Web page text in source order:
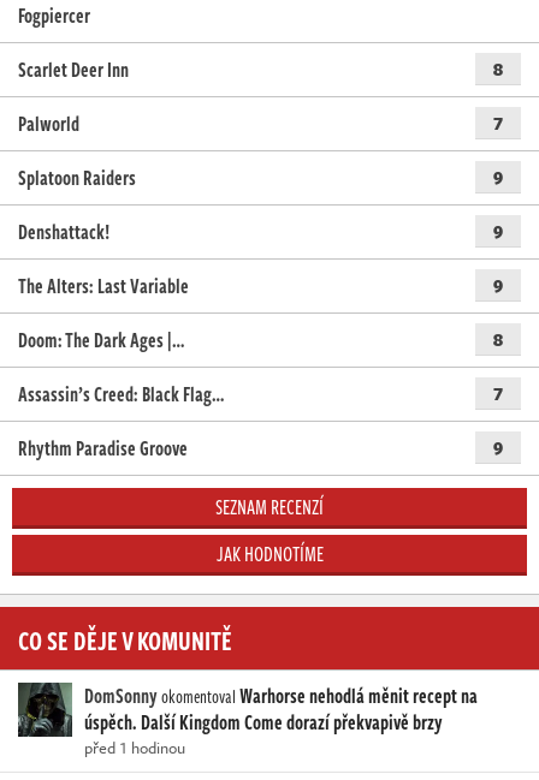
Fogpiercer
Scarlet Deer Inn
8
Palworld 7
Splatoon Raiders 9
Denshattack! 9
The Alters: Last Variable 9
Doom: The Dark Ages |… 8
Assassin’s Creed: Black Flag… 7
Rhythm Paradise Groove 9
SEZNAM RECENZÍ
JAK HODNOTÍME
CO SE DĚJE V KOMUNITĚ
DomSonnyokomentovalWarhorse nehodlá měnit recept na
úspěch. Další Kingdom Come dorazí překvapivě brzy
před 1 hodinou